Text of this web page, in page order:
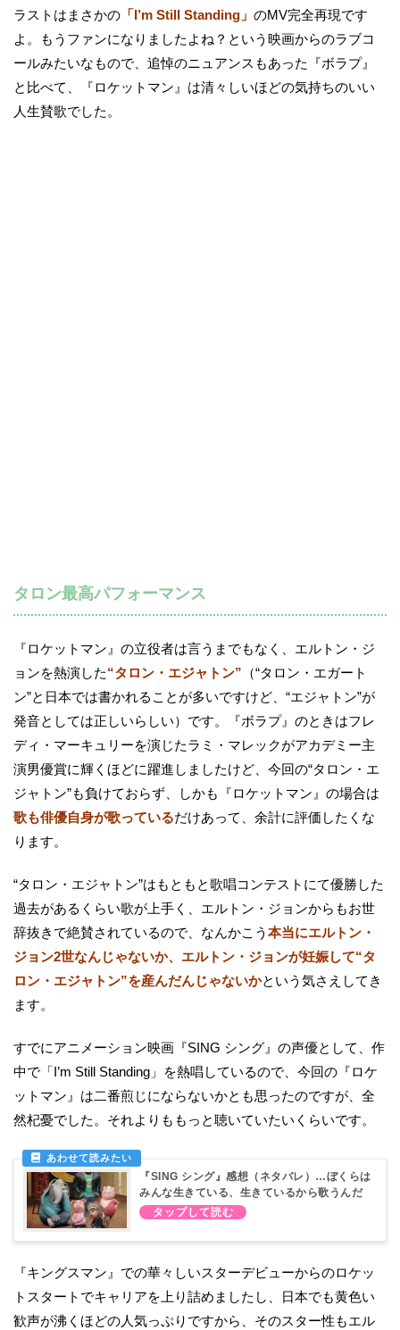
ラストはまさかの 「I’m Still Standing」 のMV完全再現です
よ。もうファンになりましたよね？という映画からのラブコ
ールみたいなもので、追悼のニュアンスもあった『ボラプ』
と比べて、『ロケットマン』は清々しいほどの気持ちのいい
人生賛歌でした。
タロン最高パフォーマンス
『ロケットマン』の立役者は言うまでもなく、エルトン・ジ
ョンを熱演した“タロン・エジャトン” （“タロン・エガート
ン”と日本では書かれることが多いですけど、“エジャトン”が
発音としては正しいらしい）です。『ボラプ』のときはフレ
ディ・マーキュリーを演じたラミ・マレックがアカデミー主
演男優賞に輝くほどに躍進しましたけど、今回の“タロン・エ
ジャトン”も負けておらず、しかも『ロケットマン』の場合は
歌も俳優自身が歌っているだけあって、余計に評価したくな
ります。
“タロン・エジャトン”はもともと歌唱コンテストにて優勝した
過去があるくらい歌が上手く、エルトン・ジョンからもお世
辞抜きで絶賛されているので、なんかこう 本当にエルトン・
ジョン2世なんじゃないか、エルトン・ジョンが妊娠して“タ
ロン・エジャトン”を産んだんじゃないかという気さえしてき
ます。
すでにアニメーション映画『SING シング』の声優として、作
中で「I’m Still Standing」を熱唱しているので、今回の『ロケ
ットマン』は二番煎じにならないかとも思ったのですが、全
然杞憂でした。それよりももっと聴いていたいくらいです。
『SING シング』感想（ネタバレ）…ぼくらは
みんな生きている、生きているから歌うんだ
『キングスマン』での華々しいスターデビューからのロケッ
トスタートでキャリアを上り詰めましたし、日本でも黄色い
歓声が沸くほどの人気っぷりですから、そのスター性もエル